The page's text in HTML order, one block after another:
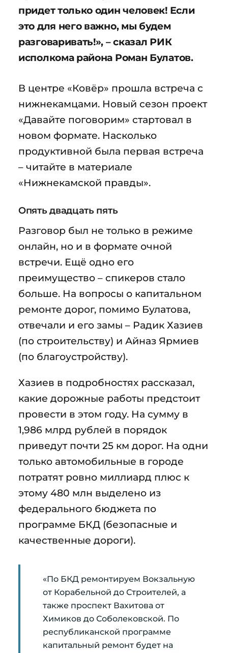
придет только один человек! Если
это для него важно, мы будем
разговаривать!», – сказал РИК
исполкома района Роман Булатов.
В центре «Ковёр» прошла встреча с
нижнекамцами. Новый сезон проект
«Давайте поговорим» стартовал в
новом формате. Насколько
продуктивной была первая встреча
– читайте в материале
«Нижнекамской правды».
Опять двадцать пять
Разговор был не только в режиме
онлайн, но и в формате очной
встречи. Ещё одно его
преимущество – спикеров стало
больше. На вопросы о капитальном
ремонте дорог, помимо Булатова,
отвечали и его замы – Радик Хазиев
(по строительству) и Айназ Ярмиев
(по благоустройству).
Хазиев в подробностях рассказал,
какие дорожные работы предстоит
провести в этом году. На сумму в
1,986 млрд рублей в порядок
приведут почти 25 км дорог. На одни
только автомобильные в городе
потратят ровно миллиард плюс к
этому 480 млн выделено из
федерального бюджета по
программе БКД (безопасные и
качественные дороги).
«По БКД ремонтируем Вокзальную
от Корабельной до Строителей, а
также проспект Вахитова от
Химиков до Соболековской. По
республиканской программе
капитальный ремонт будет на